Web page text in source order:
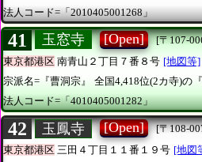
法人コード=「2010405001268」
41 玉窓寺 [Open]
[〒107-
東京都港区 南青山２丁目７番８号 [地図等]
宗派名=『曹洞宗』
全国4,418位(2カ寺)の『
法人コード=「4010405001282」
42 玉鳳寺 [Open]
[〒108-
東京都港区 三田４丁目１１番１９号 [地図